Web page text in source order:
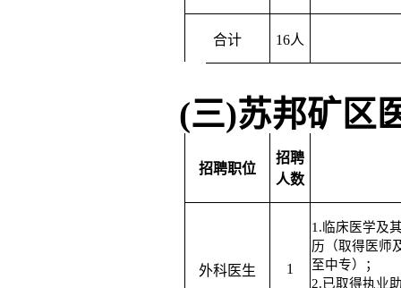
合计 16人
(三)苏邦矿区
招聘职位
招聘
人数
外科医生 1
1. 临床医学及
历（取得医师
至中专）；
2.已取得执业